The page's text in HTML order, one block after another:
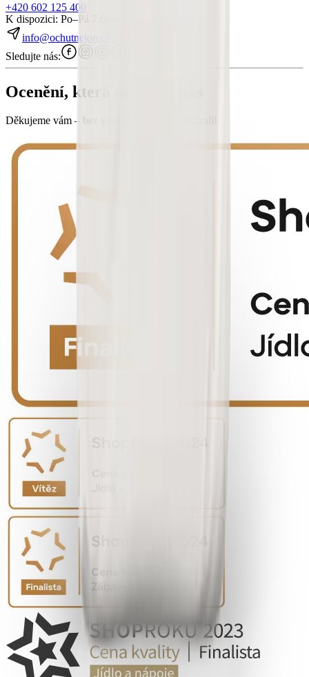
+420 602 125 400
K dispozici: Po–Pá 7:00–15:30
info@ochutnejorech.cz
Sledujte nás:
Ocenění, která mluví za nás
Děkujeme vám – bez vás bychom to nedokázali!